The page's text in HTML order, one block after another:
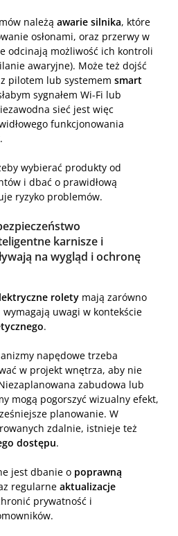
należą awarie silnika, które
osłonami, oraz przerwy w
odcinają możliwość ich kontroli
awaryjne). Może też dojść
pilotem lub systemem smart
sygnałem Wi-Fi lub
sieć jest więc
funkcjonowania
wybierać produkty od
i dbać o prawidłową
ryzyko problemów.
karnisze i
na wygląd i ochronę
rolety mają zarówno
wymagają uwagi w kontekście
.
napędowe trzeba
w projekt wnętrza, aby nie
zabudowa lub
mogą pogorszyć wizualny efekt,
planowanie. W
zdalnie, istnieje też
dostępu.
jest dbanie o poprawną
regularne aktualizacje
prywatność i